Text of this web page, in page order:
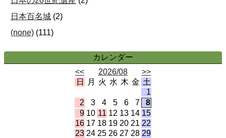
日本百名城 (2)
(none) (111)
カレンダー
<<
2026/08
>>
日
月 火 水 木 金 土
1
2
3 4 5 6 7
8
9 10 11 12 13 14 15
16 17 18 19 20 21 22
23 24 25 26 27 28 29